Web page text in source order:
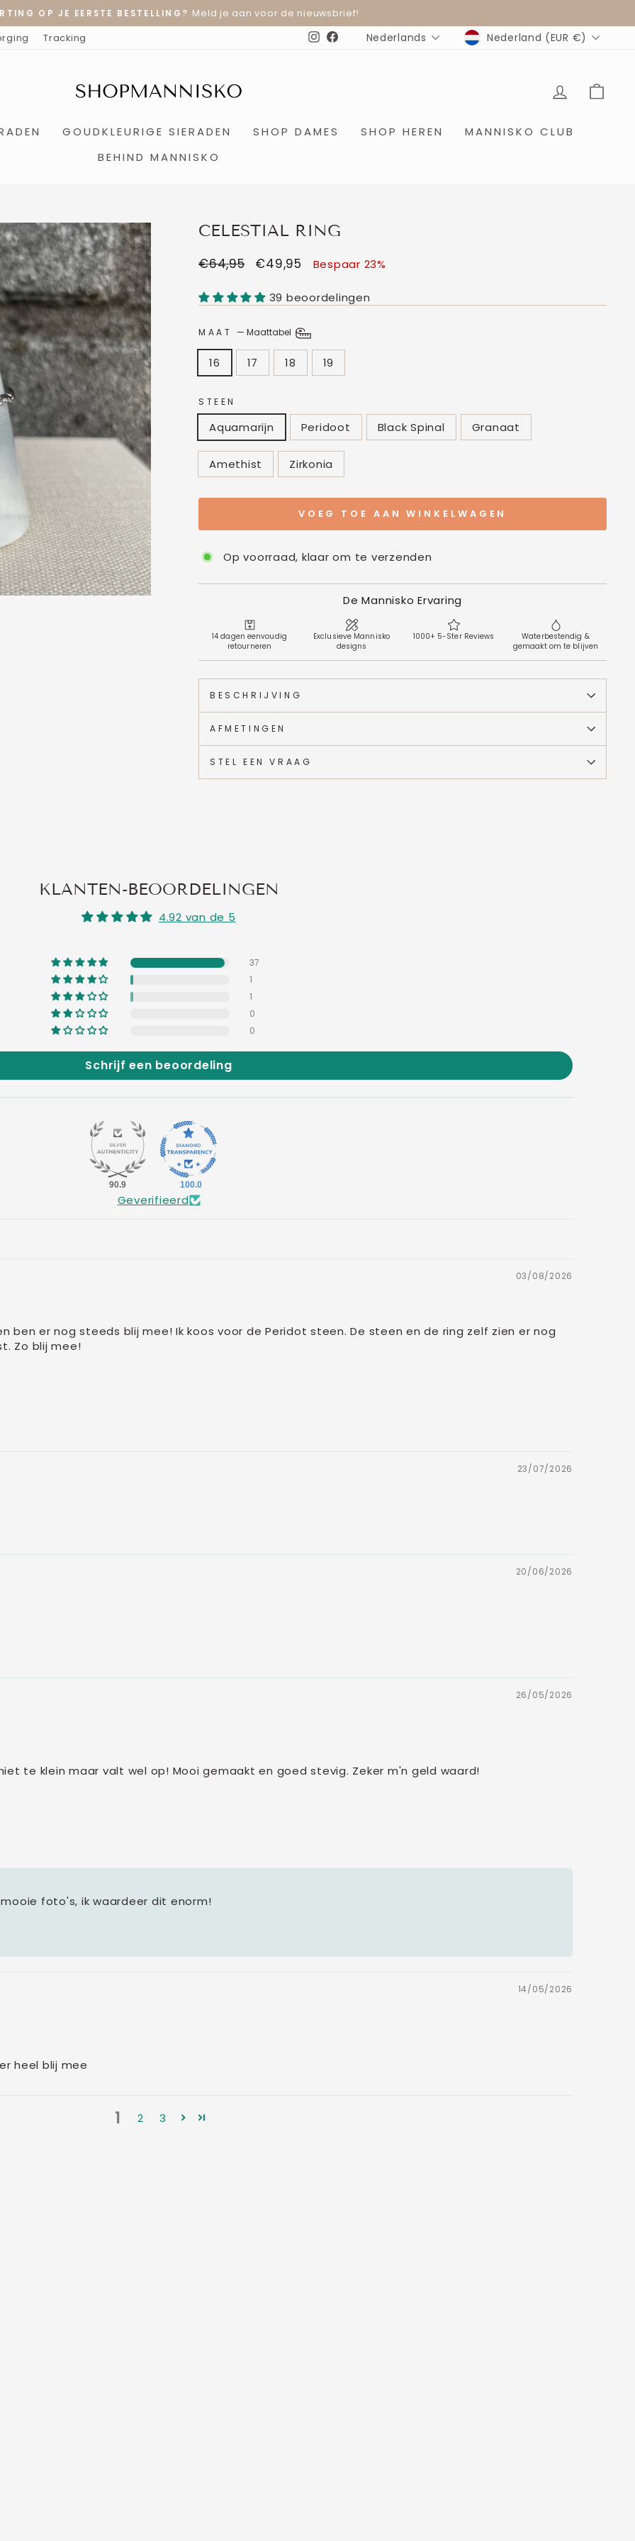
Diavoorstelling
OP JE EERSTE BESTELLING? Meld je aan voor de nieuwsbrief!
Tracking Instagram
Facebook
TAAL
Nederlands MUNTEENHEID
Nederland (EUR €)
GOUDKLEURIGE SIERADEN SHOP DAMES SHOP HEREN
MANNISKO CLUB
BEHIND MANNISKO
CELESTIAL RING
Normale
€64,95 Verkoopprijs
€49,95 Bespaar 23%
39 beoordelingen
MAAT — Maattabel
16 17 18 19
STEEN
Aquamarijn Peridoot Black Spinal Granaat
Amethist Zirkonia
VOEG TOE AAN WINKELWAGEN
Op voorraad, klaar om te verzenden
De Mannisko Ervaring
14 dagen eenvoudig
retourneren
Exclusieve Mannisko
designs
1000+ 5-Ster Reviews
Waterbestendig &
gemaakt om te blijven
BESCHRIJVING
AFMETINGEN
STEL EEN VRAAG
KLANTEN-BEOORDELINGEN
4.92 van de 5
37
1
1
0
0
Schrijf een beoordeling
90.9 100.0
Geverifieerd
03/08/2026
ben er nog steeds blij mee! Ik koos voor de Peridot steen. De steen en de ring zelf zien er nog
Zo blij mee!
23/07/2026
20/06/2026
26/05/2026
te klein maar valt wel op! Mooi gemaakt en goed stevig. Zeker m'n geld waard!
foto's, ik waardeer dit enorm!
14/05/2026
heel blij mee
1 2 3